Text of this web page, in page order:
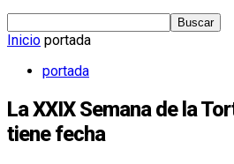
Inicio portada
portada
La XXIX Semana de la
tiene fecha